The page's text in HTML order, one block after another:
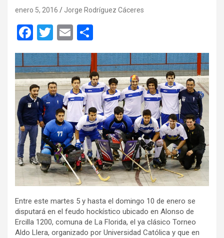
enero 5, 2016 Jorge Rodríguez Cáceres
F
a
ce
b
o
o
k
T
wi
tt
er
E
m
ail
o
m
p
ar
tir
Entre este martes 5 y hasta el domingo 10 de enero se
disputará en el feudo hockístico ubicado en Alonso de
Ercilla 1200, comuna de La Florida, el ya clásico Torneo
Aldo Llera, organizado por Universidad Católica y que en